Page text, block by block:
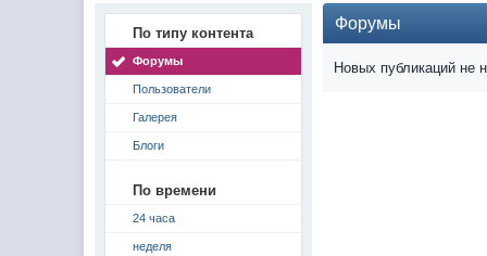
По типу контента
Форумы
Пользователи
Галерея
Блоги
По времени
24 часа
неделя
Форумы
Новых публикаций не